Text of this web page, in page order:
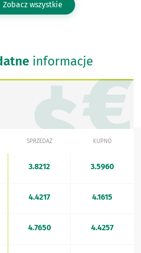
Zobacz wszystkie
informacje
SPRZEDAŻ KUPNO
3.8212 3.5960
4.4217 4.1615
4.7650 4.4257